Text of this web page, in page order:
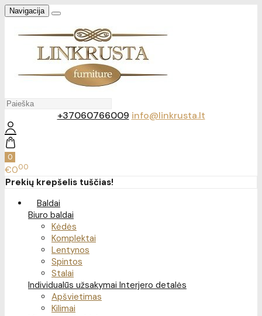
Navigacija
+37060766009 info@linkrusta.lt
0
€000
Prekių krepšelis tuščias!
Baldai
Biuro baldai
Kėdės
Komplektai
Lentynos
Spintos
Stalai
Individualūs užsakymai Interjero detalės
Apšvietimas
Kilimai